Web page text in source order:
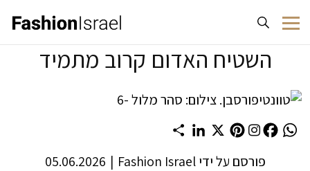
השטיח האדום קרוב מתמיד
WhatsApp
Facebook
Pinterest
X
LinkedIn
Share
פורסם על ידיFashion Israel
|
05.06.2026